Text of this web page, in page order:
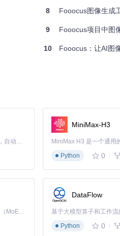
场景。
场景化使用展示，可直接用于宣传
性与趣味性。
特征，小行星带，黑色背景，星星
8 Fooocus图像生成
9 Fooocus项目中图
10 Fooocus：让AI图
Claude Code 的开源替代方案。连接任意大模型，编辑代码，运行命令，自动验证 — 全自动执行。用 Rust 构建，极致性能。 ｜ An open-source alternative to Claude Code. Connect any LLM, edit code, run commands, and verify changes — autonomously. Built in Rust for speed. Get Started
MiniMax-H3
Python
0
Kimi K3 是Kimi能力最强的模型：这是一个拥有 2.8 万亿参数的混合专家（MoE）模型，具备原生视觉理解能力，并支持 100 万 token 的上下文窗口。
DataFlow
基于大模型算子和工作
Python
0